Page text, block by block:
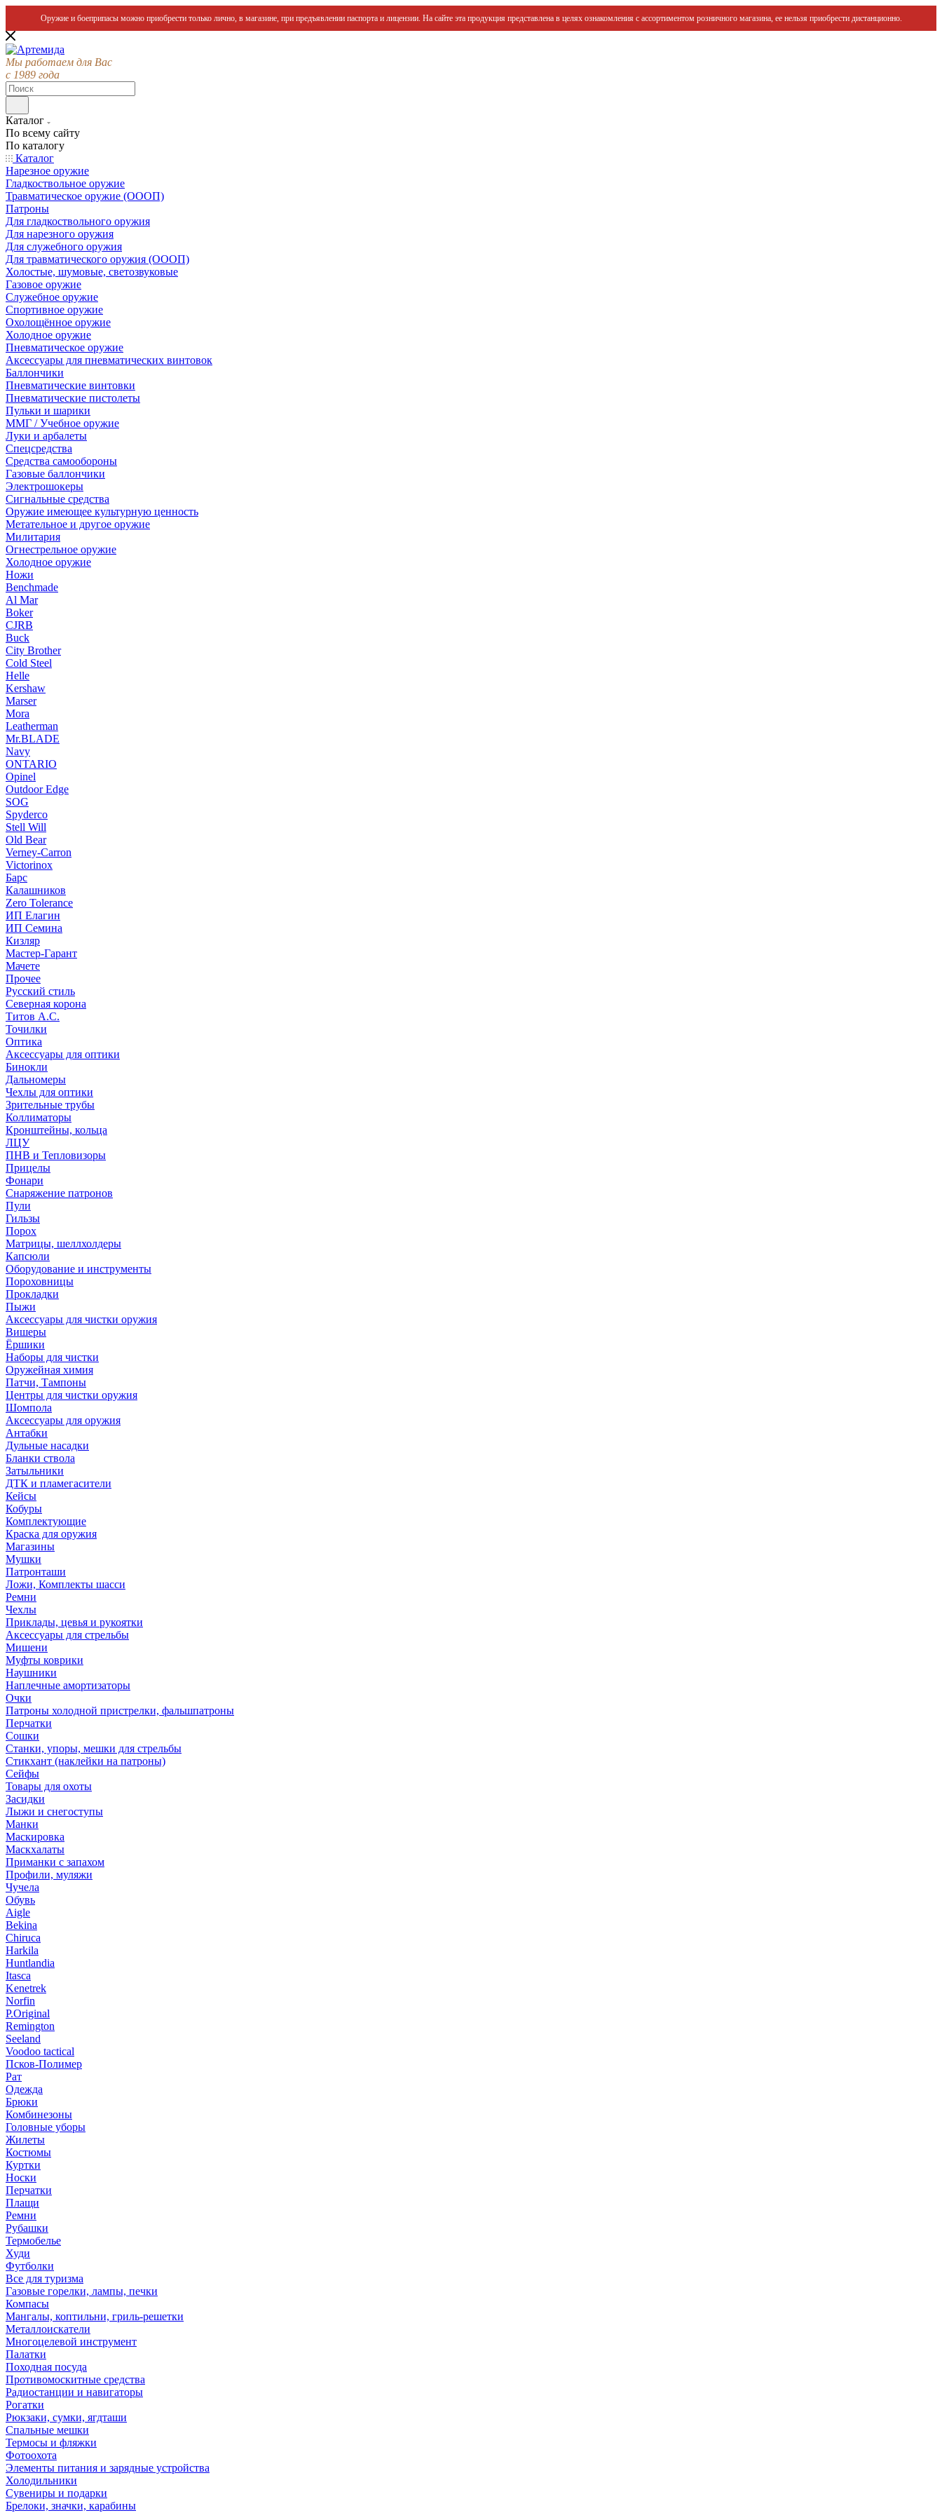
Оружие и боеприпасы можно приобрести только лично, в магазине, при предъявлении паспорта и лицензии. На сайте эта продукция представлена в целях ознакомления с ассортиментом розничного магазина, ее нельзя приобрести дистанционно.
Мы работаем для Вас
с 1989 года
Каталог
По всему сайту
По каталогу
Каталог
Нарезное оружие
Гладкоствольное оружие
Травматическое оружие (ОООП)
Патроны
Для гладкоствольного оружия
Для нарезного оружия
Для служебного оружия
Для травматического оружия (ОООП)
Холостые, шумовые, светозвуковые
Газовое оружие
Служебное оружие
Спортивное оружие
Охолощённое оружие
Холодное оружие
Пневматическое оружие
Аксессуары для пневматических винтовок
Баллончики
Пневматические винтовки
Пневматические пистолеты
Пульки и шарики
ММГ / Учебное оружие
Луки и арбалеты
Спецсредства
Средства самообороны
Газовые баллончики
Электрошокеры
Сигнальные средства
Оружие имеющее культурную ценность
Метательное и другое оружие
Милитария
Огнестрельное оружие
Холодное оружие
Ножи
Benchmade
Al Mar
Boker
CJRB
Buck
City Brother
Cold Steel
Helle
Kershaw
Marser
Mora
Leatherman
Mr.BLADE
Navy
ONTARIO
Opinel
Outdoor Edge
SOG
Spyderco
Stell Will
Old Bear
Verney-Carron
Victorinox
Барс
Калашников
Zero Tolerance
ИП Елагин
ИП Семина
Кизляр
Мастер-Гарант
Мачете
Прочее
Русский стиль
Северная корона
Титов А.С.
Точилки
Оптика
Аксессуары для оптики
Бинокли
Дальномеры
Чехлы для оптики
Зрительные трубы
Коллиматоры
Кронштейны, кольца
ЛЦУ
ПНВ и Тепловизоры
Прицелы
Фонари
Снаряжение патронов
Пули
Гильзы
Порох
Матрицы, шеллхолдеры
Капсюли
Оборудование и инструменты
Пороховницы
Прокладки
Пыжи
Аксессуары для чистки оружия
Вишеры
Ёршики
Наборы для чистки
Оружейная химия
Патчи, Тампоны
Центры для чистки оружия
Шомпола
Аксессуары для оружия
Антабки
Дульные насадки
Бланки ствола
Затыльники
ДТК и пламегасители
Кейсы
Кобуры
Комплектующие
Краска для оружия
Магазины
Мушки
Патронташи
Ложи, Комплекты шасси
Ремни
Чехлы
Приклады, цевья и рукоятки
Аксессуары для стрельбы
Мишени
Муфты коврики
Наушники
Наплечные амортизаторы
Очки
Патроны холодной пристрелки, фальшпатроны
Перчатки
Сошки
Станки, упоры, мешки для стрельбы
Стикхант (наклейки на патроны)
Сейфы
Товары для охоты
Засидки
Лыжи и снегоступы
Манки
Маскировка
Маскхалаты
Приманки с запахом
Профили, муляжи
Чучела
Обувь
Aigle
Bekina
Chiruсa
Harkila
Huntlandia
Itasca
Kenetrek
Norfin
P.Original
Remington
Seeland
Voodoo tactical
Псков-Полимер
Рат
Одежда
Брюки
Комбинезоны
Головные уборы
Жилеты
Костюмы
Куртки
Носки
Перчатки
Плащи
Ремни
Рубашки
Термобелье
Худи
Футболки
Все для туризма
Газовые горелки, лампы, печки
Компасы
Мангалы, коптильни, гриль-решетки
Металлоискатели
Многоцелевой инструмент
Палатки
Походная посуда
Противомоскитные средства
Радиостанции и навигаторы
Рогатки
Рюкзаки, сумки, ягдташи
Спальные мешки
Термосы и фляжки
Фотоохота
Элементы питания и зарядные устройства
Холодильники
Сувениры и подарки
Брелоки, значки, карабины